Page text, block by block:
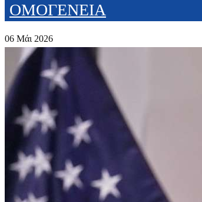
ΟΜΟΓΕΝΕΙΑ
06 Μάι 2026